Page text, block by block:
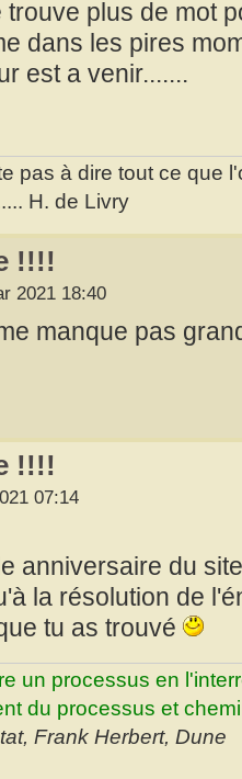
plus de mot
dans les pires
est a venir.......
pas à dire tout ce que
H. de Livry
!!!!
2021 18:40
manque pas
!!!!
07:14
anniversaire du
la résolution de
tu as trouvé
un processus en
du processus et
Frank Herbert, Dune